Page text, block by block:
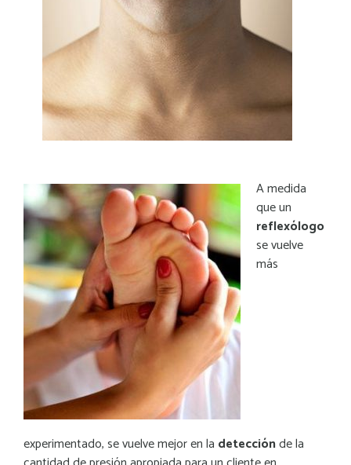
A medida
que un
reflexólogo
se vuelve
más
experimentado, se vuelve mejor en la detecciónde la